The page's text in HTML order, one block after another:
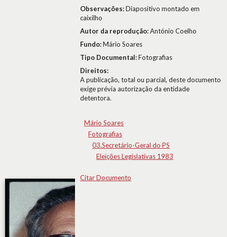
Observações:Diapositivo montado em
caixilho
Autor da reprodução:António Coelho
Fundo:Mário Soares
Tipo Documental:Fotografias
Direitos:
A publicação, total ou parcial, deste documento
exige prévia autorização da entidade
detentora.
Mário Soares
Fotografias
03.Secretário-Geral do PS
Eleições Legislativas 1983
Citar Documento